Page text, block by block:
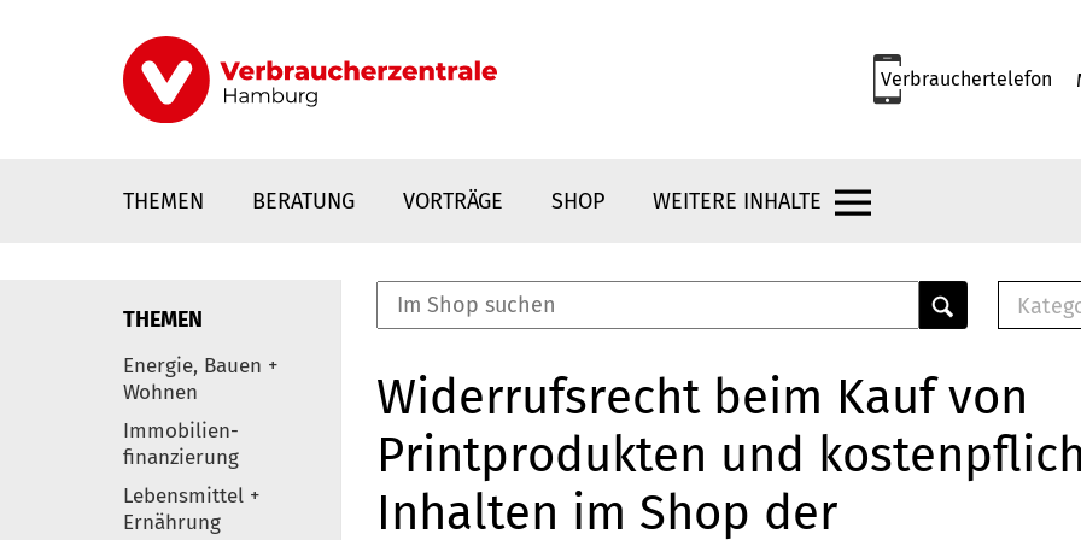
Verbrauchertelefon
THEMEN BERATUNG VORTRÄGE SHOP WEITERE INHALTE
Elemente
THEMEN
Energie, Bauen +
Wohnen
Immobilien-
finanzierung
Lebensmittel +
Ernährung
Widerrufsrecht beim Kauf von
Printprodukten und
Inhalten im Shop der